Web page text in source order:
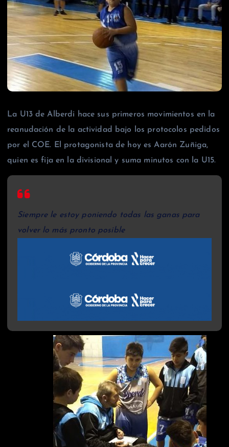
La U13 de Alberdi hace sus primeros movimientos en la
reanudación de la actividad bajo los protocolos pedidos
por el COE. El protagonista de hoy es Aarón Zuñiga,
quien es fija en la divisional y suma minutos con la U15.
Siempre le estoy poniendo todas las ganas para
volver lo más pronto posible